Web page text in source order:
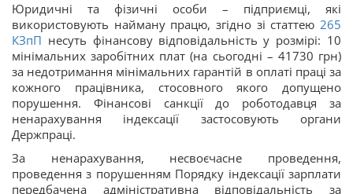
Юридичні та фізичні особи – підприємці, які
використовують найману працю, згідно зі статтею 265
КЗпП несуть фінансову відповідальність у розмірі: 10
мінімальних заробітних плат (на сьогодні – 41730 грн)
за недотримання мінімальних гарантій в оплаті праці за
кожного працівника, стосовного якого допущено
порушення. Фінансові санкції до роботодавця за
ненарахування індексації застосовують органи
Держпраці.
За ненарахування, несвоєчасне проведення,
проведення з порушенням Порядку індексації зарплати
передбачена адміністративна відповідальність за